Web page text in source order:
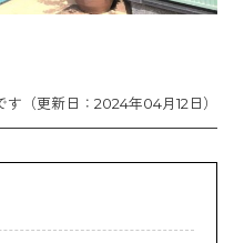
（更新日：2024年04月12日）